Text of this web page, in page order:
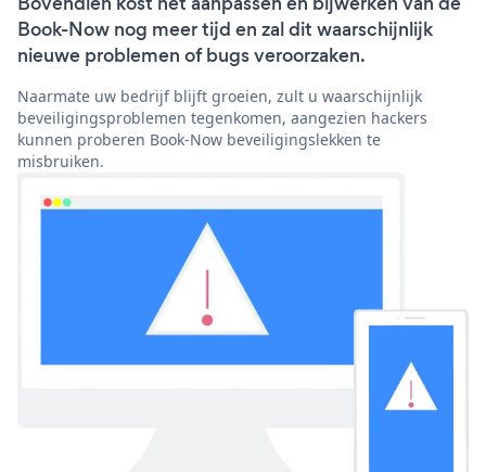
Book-Now nog meer tijd en zal dit waarschijnlijk
nieuwe problemen of bugs veroorzaken.
Naarmate uw bedrijf blijft groeien, zult u waarschijnlijk
beveiligingsproblemen tegenkomen, aangezien hackers
kunnen proberen Book-Now beveiligingslekken te
misbruiken.